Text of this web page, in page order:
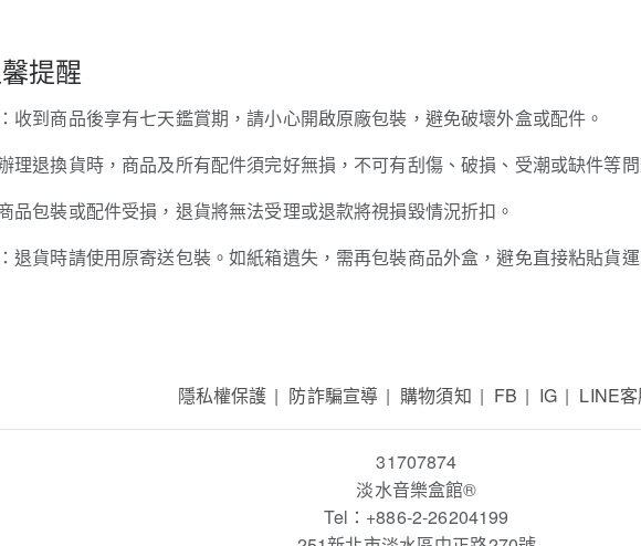
提醒
收到商品後享有七天鑑賞期，請小心開啟原廠包裝，避免破壞外盒或配件。
理退換貨時，商品及所有配件須完好無損，不可有刮傷、破損、受潮或缺件等問
品包裝或配件受損，退貨將無法受理或退款將視損毀情況折扣。
退貨時請使用原寄送包裝。如紙箱遺失，需再包裝商品外盒，避免直接粘貼貨
隱私權保護 防詐騙宣導 購物須知 FB IG LINE
31707874
淡水音樂盒館®
Tel：+886-2-26204199